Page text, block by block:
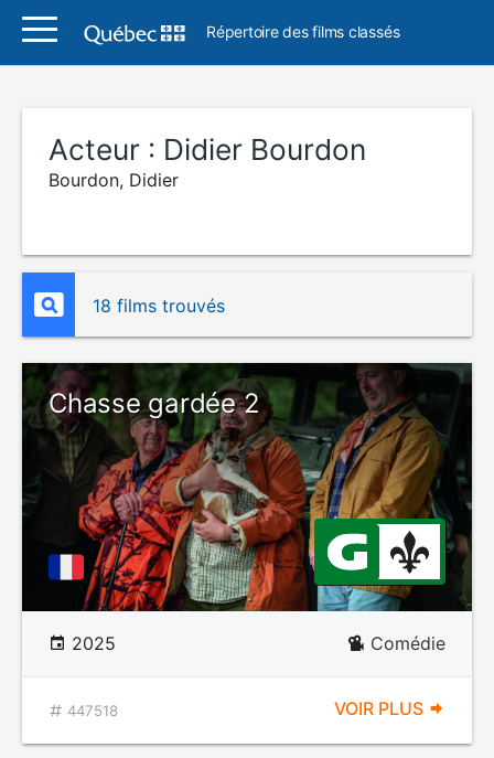
Répertoire des films classés
Acteur : Didier Bourdon
Bourdon, Didier
18 films trouvés
Chasse gardée 2
2025 Comédie
447518 VOIR PLUS